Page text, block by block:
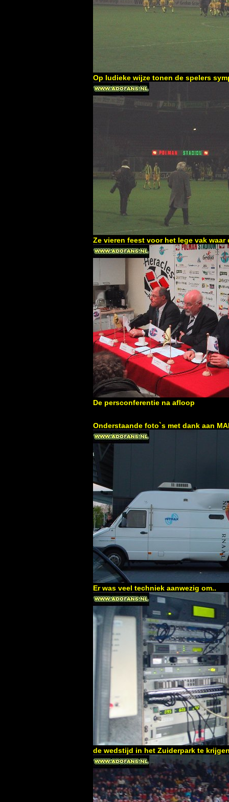
Op ludieke wijze tonen de spelers
Ze vieren feest voor het lege vak waar
De persconferentie na afloop
Onderstaande foto`s met dank aan
Er was veel techniek aanwezig om..
de wedstijd in het Zuiderpark te